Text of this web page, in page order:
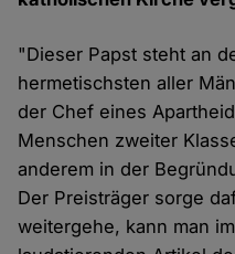
"Dieser Papst steht an
hermetischsten aller
der Chef eines
Menschen zweiter
anderem in der
Der Preisträger sorge
weitergehe, kann man